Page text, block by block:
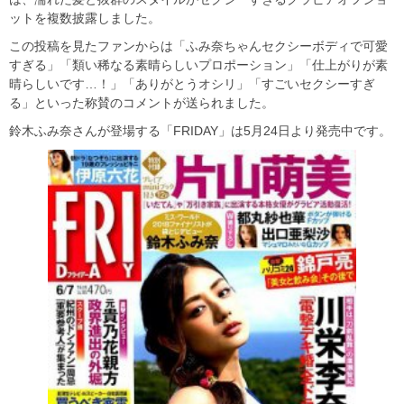
ットを複数披露しました。
この投稿を見たファンからは「ふみ奈ちゃんセクシーボディで可愛
すぎる」「類い稀なる素晴らしいプロポーション」「仕上がりが素
晴らしいです…！」「ありがとうオシリ」「すごいセクシーすぎ
る」といった称賛のコメントが送られました。
鈴木ふみ奈さんが登場する「FRIDAY」は5月24日より発売中です。